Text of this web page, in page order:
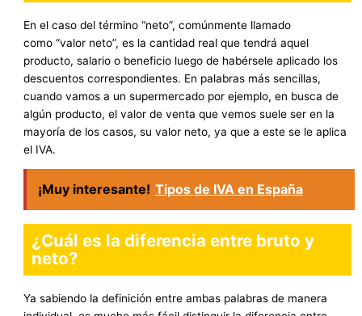
En el caso del término “neto”, comúnmente llamado
como “valor neto”, es la cantidad real que tendrá aquel
producto, salario o beneficio luego de habérsele aplicado los
descuentos correspondientes. En palabras más sencillas,
cuando vamos a un supermercado por ejemplo, en busca de
algún producto, el valor de venta que vemos suele ser en la
mayoría de los casos, su valor neto, ya que a este se le aplica
el IVA.
¡Muy interesante! Tipos de IVA en España
¿Cuál es la diferencia entre bruto y
neto?
Ya sabiendo la definición entre ambas palabras de manera